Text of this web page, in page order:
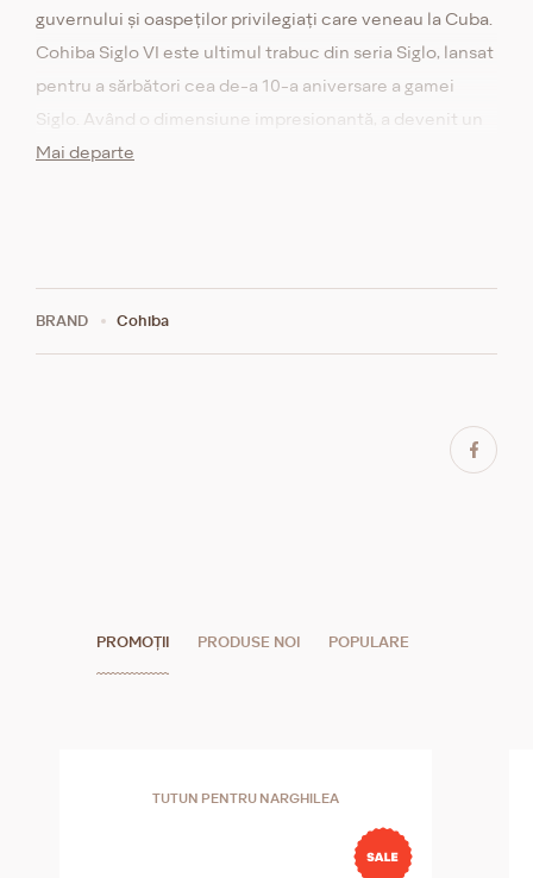
guvernului și oaspeților privilegiați care veneau la Cuba.
Cohiba Siglo VI este ultimul trabuc din seria Siglo, lansat
pentru a sărbători cea de-a 10-a aniversare a gamei
Siglo. Având o dimensiune impresionantă, a devenit un
cadou pentru toți admiratorii acestui brand. Și este greu
cunoscătorilor din întreaga lume.
Mai departe
BRAND Cohiba
PROMOȚII PRODUSE NOI POPULARE
TUTUN PENTRU NARGHILEA